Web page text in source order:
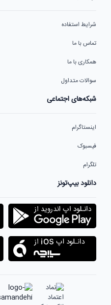
شرایط استفاده
تماس با ما
همکاری با ما
سوالات متداول
شبکه‌های اجتماعی
اینستاگرام
فیسبوک
تلگرام
دانلود بیپ‌تونز